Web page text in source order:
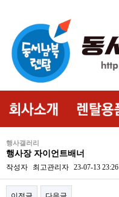
행사갤러리
행사장 자이언트배너
작성자 최고관리자 23-07-13 23:26